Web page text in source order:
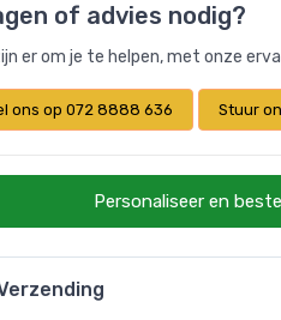
of advies nodig?
er om je te helpen, met onze
ons op 072 8888 636 Stuur
Personaliseer en